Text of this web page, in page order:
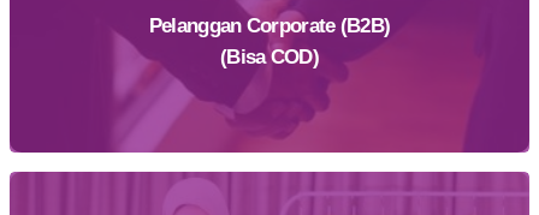
Pelanggan Corporate (B2B)
(Bisa COD)